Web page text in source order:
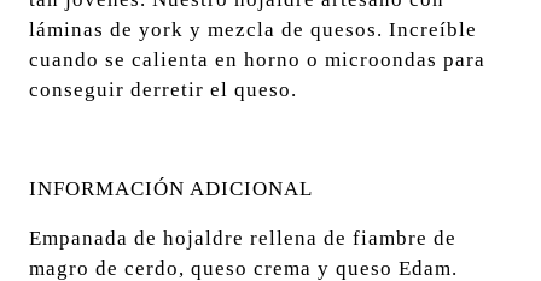
láminas de york y mezcla de quesos. Increíble
cuando se calienta en horno o microondas para
conseguir derretir el queso.
INFORMACIÓN ADICIONAL
Empanada de hojaldre rellena de fiambre de
magro de cerdo, queso crema y queso Edam.